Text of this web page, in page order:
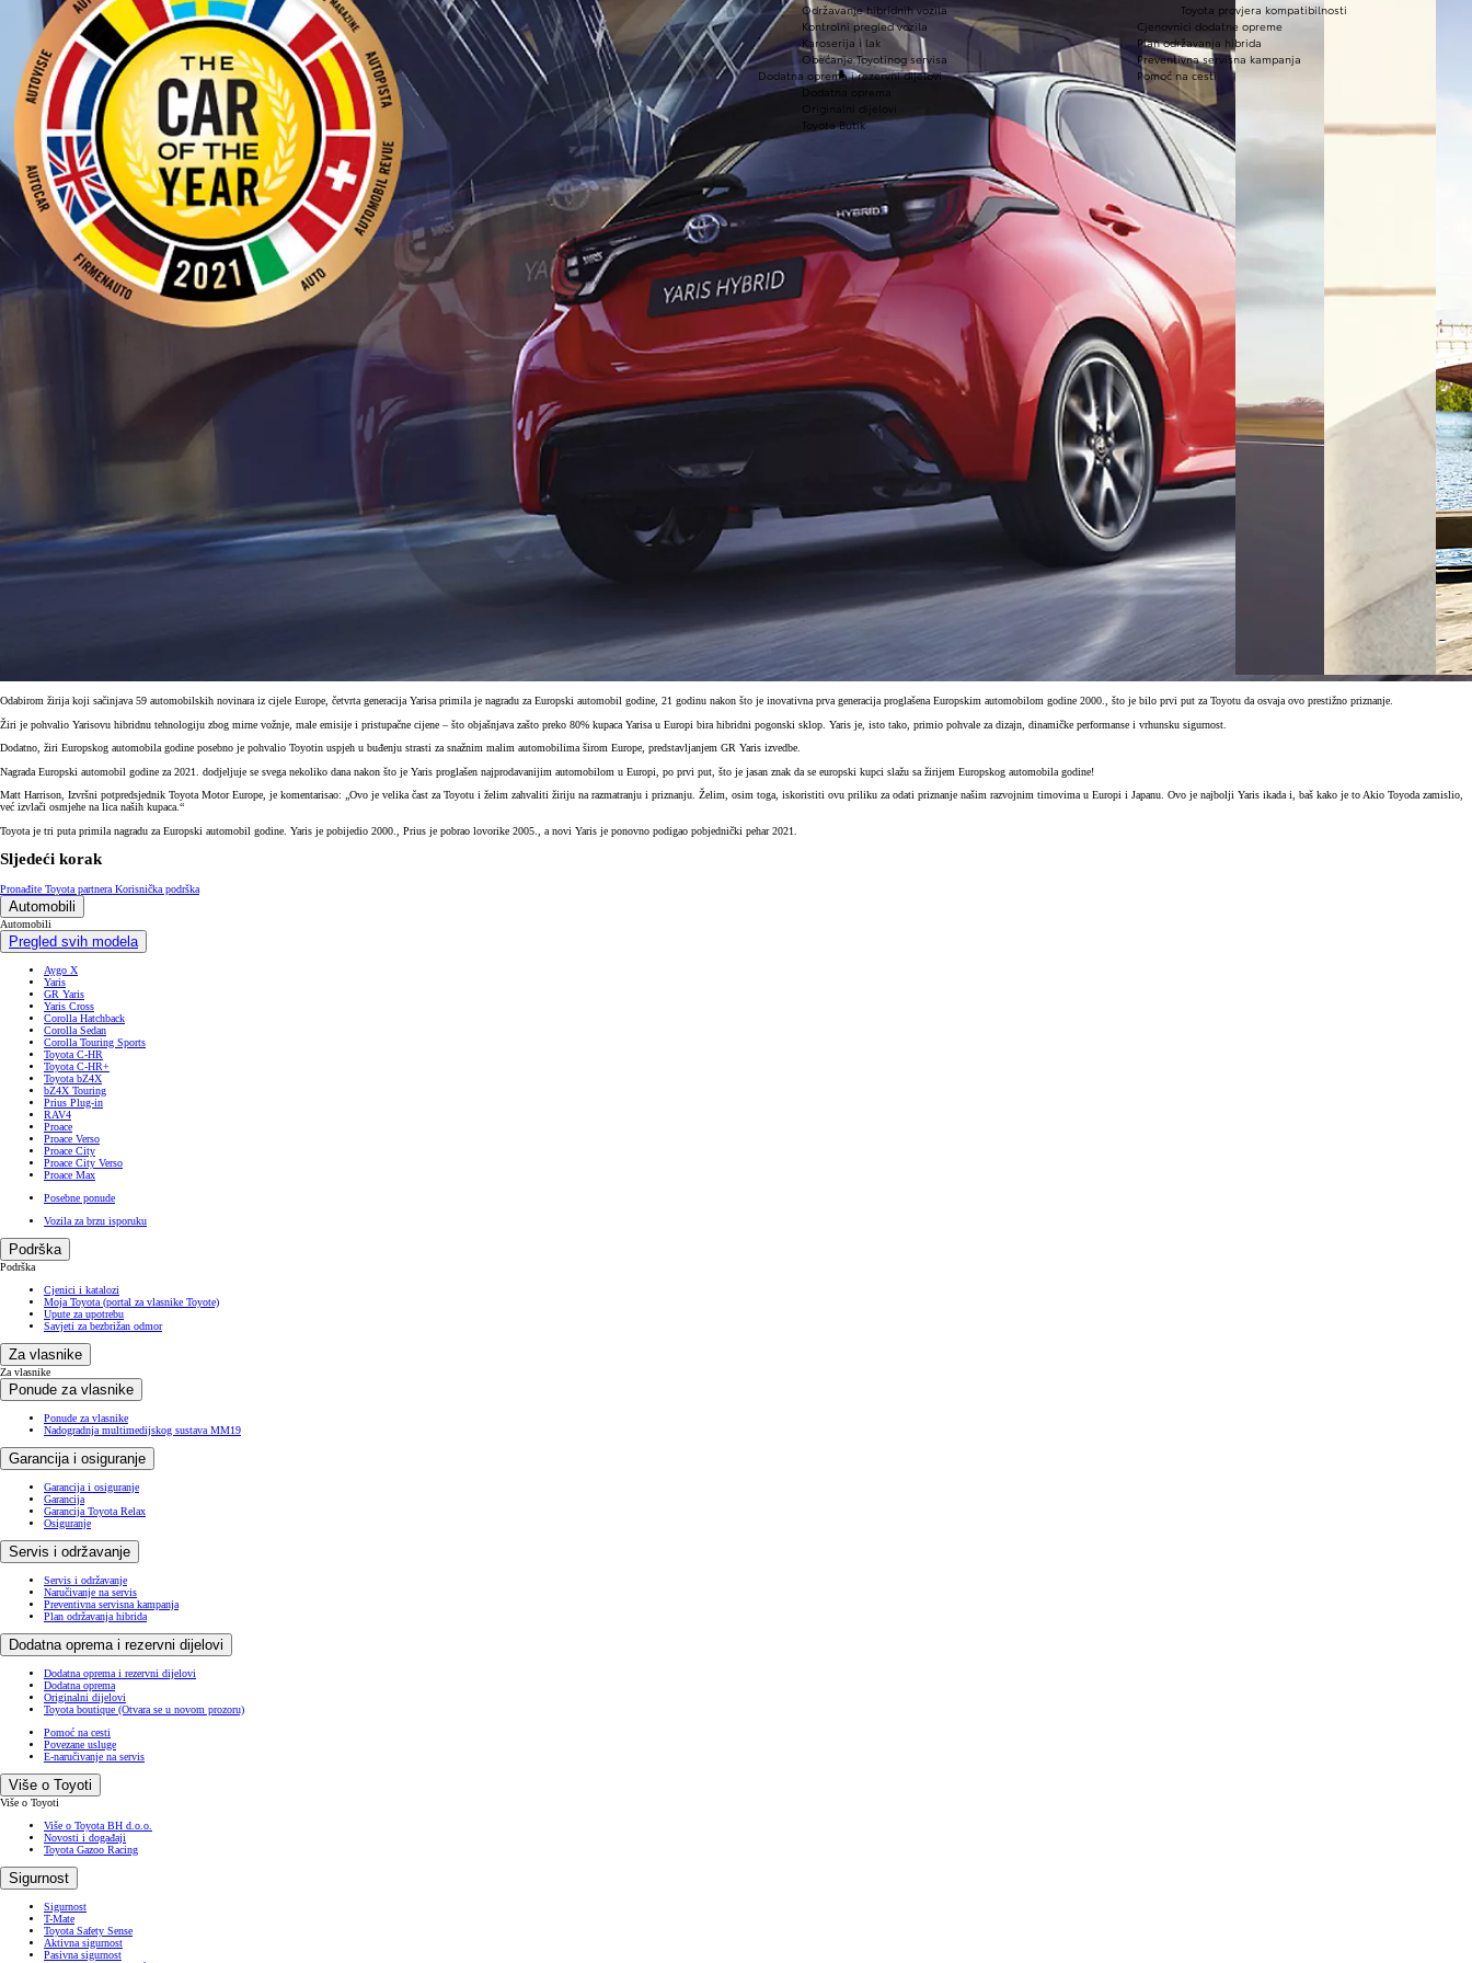
Održavanje hibridnih vozila
Kontrolni pregled vozila
Karoserija i lak
Obećanje Toyotinog servisa
Dodatna oprema i rezervni dijelovi
Dodatna oprema
Originalni dijelovi
Toyota Butik
Toyota provjera kompatibilnosti
Cjenovnici dodatne opreme
Plan održavanja hibrida
Preventivna servisna kampanja
Pomoć na cesti
Odabirom žirija koji sačinjava 59 automobilskih novinara iz cijele Europe, četvrta generacija Yarisa primila je nagradu za Europski automobil godine, 21 godinu nakon što je inovativna prva generacija proglašena Europskim automobilom godine 2000., što je bilo prvi put za Toyotu da osvaja ovo prestižno priznanje.
Žiri je pohvalio Yarisovu hibridnu tehnologiju zbog mirne vožnje, male emisije i pristupačne cijene – što objašnjava zašto preko 80% kupaca Yarisa u Europi bira hibridni pogonski sklop. Yaris je, isto tako, primio pohvale za dizajn, dinamičke performanse i vrhunsku sigurnost.
Dodatno, žiri Europskog automobila godine posebno je pohvalio Toyotin uspjeh u buđenju strasti za snažnim malim automobilima širom Europe, predstavljanjem GR Yaris izvedbe.
Nagrada Europski automobil godine za 2021. dodjeljuje se svega nekoliko dana nakon što je Yaris proglašen najprodavanijim automobilom u Europi, po prvi put, što je jasan znak da se europski kupci slažu sa žirijem Europskog automobila godine!
Matt Harrison, Izvršni potpredsjednik Toyota Motor Europe, je komentarisao: „Ovo je velika čast za Toyotu i želim zahvaliti žiriju na razmatranju i priznanju. Želim, osim toga, iskoristiti ovu priliku za odati priznanje našim razvojnim timovima u Europi i Japanu. Ovo je najbolji Yaris ikada i, baš kako je to Akio Toyoda zamislio,
već izvlači osmjehe na lica naših kupaca.“
Toyota je tri puta primila nagradu za Europski automobil godine. Yaris je pobijedio 2000., Prius je pobrao lovorike 2005., a novi Yaris je ponovno podigao pobjednički pehar 2021.
Sljedeći korak
Pronađite Toyota partnera Korisnička podrška
Automobili
Automobili
Pregled svih modela
Aygo X
Yaris
GR Yaris
Yaris Cross
Corolla Hatchback
Corolla Sedan
Corolla Touring Sports
Toyota C-HR
Toyota C-HR+
Toyota bZ4X
bZ4X Touring
Prius Plug-in
RAV4
Proace
Proace Verso
Proace City
Proace City Verso
Proace Max
Posebne ponude
Vozila za brzu isporuku
Podrška
Podrška
Cjenici i katalozi
Moja Toyota (portal za vlasnike Toyote)
Upute za upotrebu
Savjeti za bezbrižan odmor
Za vlasnike
Za vlasnike
Ponude za vlasnike
Ponude za vlasnike
Nadogradnja multimedijskog sustava MM19
Garancija i osiguranje
Garancija i osiguranje
Garancija
Garancija Toyota Relax
Osiguranje
Servis i održavanje
Servis i održavanje
Naručivanje na servis
Preventivna servisna kampanja
Plan održavanja hibrida
Dodatna oprema i rezervni dijelovi
Dodatna oprema i rezervni dijelovi
Dodatna oprema
Originalni dijelovi
Toyota boutique (Otvara se u novom prozoru)
Pomoć na cesti
Povezane usluge
E-naručivanje na servis
Više o Toyoti
Više o Toyoti
Više o Toyota BH d.o.o.
Novosti i događaji
Toyota Gazoo Racing
Sigurnost
Sigurnost
T-Mate
Toyota Safety Sense
Aktivna sigurnost
Pasivna sigurnost